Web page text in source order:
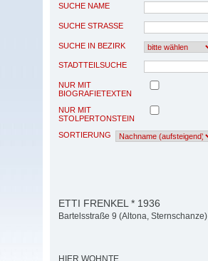
SUCHE NAME
SUCHE STRASSE
SUCHE IN BEZIRK
STADTTEILSUCHE
NUR MIT
BIOGRAFIETEXTEN
NUR MIT
STOLPERTONSTEIN
SORTIERUNG
ETTI FRENKEL * 1936
Bartelsstraße 9 (Altona, Sternschanze)